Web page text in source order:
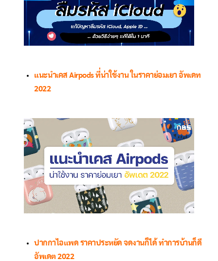
แนะนำเคส Airpods ที่น่าใช้งาน ในราคาย่อมเยา อัพเดท
2022
ปากกาไอแพด ราคาประหยัด จดงานก็ได้ ทำการบ้านก็ดี
อัพเดต 2022